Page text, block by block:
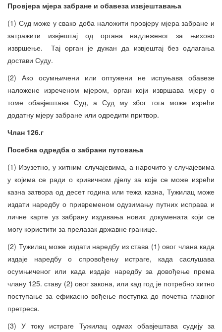
Провјера мјера забране и обавеза извјештавања
(1) Суд може у свако доба наложити провјеру мјера забране и
затражити извјештај од органа надлеженог за њихово
извршење. Тај орган је дужан да извјештај без одлагања
достави Суду.
(2) Ако осумњичени или оптужени не испуњава обавезе
наложене изреченом мјером, орган који извршава мјеру о
томе обавјештава Суд, а Суд му због тога може изрећи
додатну мјеру забране или одредити притвор.
Члан 126.г
Посебна одредба о забрани путовања
(1) Изузетно, у хитним случајевима, а нарочито у случајевима
у којима се ради о кривичном дјелу за које се може изрећи
казна затвора од десет година или тежа казна, Тужилац може
издати наредбу о привременом одузимању путних исправа и
личне карте уз забрану издавања нових докумената који се
могу користити за прелазак државне границе.
(2) Тужилац може издати наредбу из става (1) овог члана када
издаје наредбу о спровођењу истраге, када саслушава
осумњиченог или када издаје наредбу за довођење према
члану 125. ставу (2) овог закона, или кад год је потребно хитно
поступање за ефикасно вођење поступка до почетка главног
претреса.
(3) У току истраге Тужилац одмах обавјештава судију за